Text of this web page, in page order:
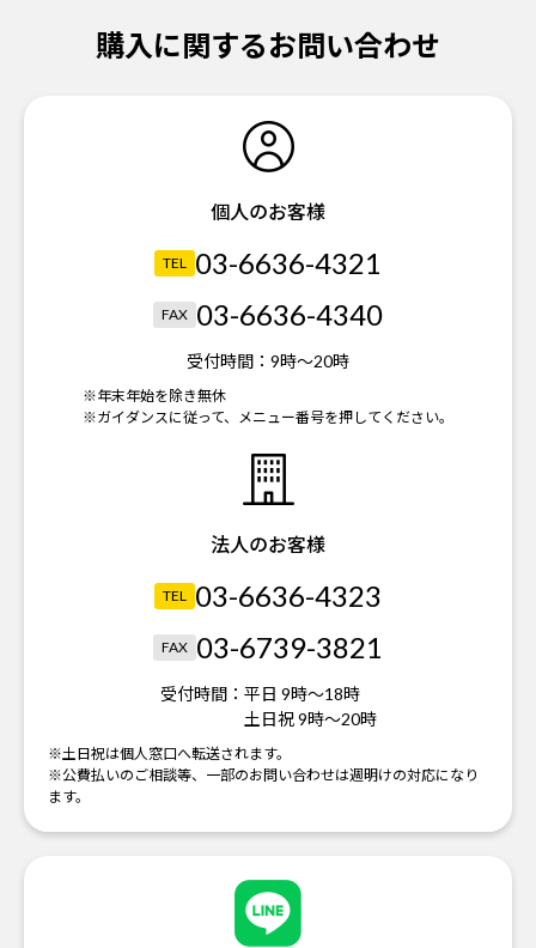
購入に関するお問い合わせ
個人のお客様
TEL 03-6636-4321
FAX 03-6636-4340
受付時間： 9時～20時
※年末年始を除き無休
※ガイダンスに従って、メニュー番号を押してください。
法人のお客様
TEL 03-6636-4323
FAX 03-6739-3821
受付時間： 平日 9時～18時
土日祝 9時～20時
※土日祝は個人窓口へ転送されます。
※公費払いのご相談等、一部のお問い合わせは週明けの対応になり
ます。